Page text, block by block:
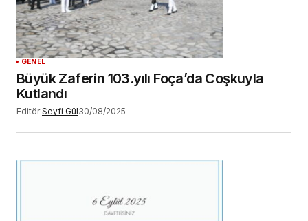
GENEL
Büyük Zaferin 103.yılı Foça’da Coşkuyla
Kutlandı
Editör Seyfi Gül30/08/2025